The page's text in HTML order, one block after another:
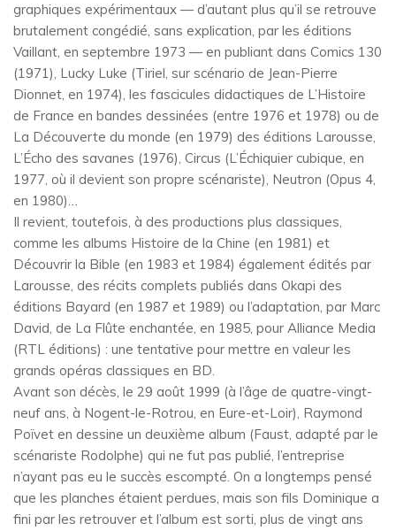
graphiques expérimentaux — d’autant plus qu’il se retrouve
brutalement congédié, sans explication, par les éditions
Vaillant, en septembre 1973 — en publiant dans Comics 130
(1971), Lucky Luke (Tiriel, sur scénario de Jean-Pierre
Dionnet, en 1974), les fascicules didactiques de L’Histoire
de France en bandes dessinées (entre 1976 et 1978) ou de
La Découverte du monde (en 1979) des éditions Larousse,
L’Écho des savanes (1976), Circus (L’Échiquier cubique, en
1977, où il devient son propre scénariste), Neutron (Opus 4,
en 1980)…
Il revient, toutefois, à des productions plus classiques,
comme les albums Histoire de la Chine (en 1981) et
Découvrir la Bible (en 1983 et 1984) également édités par
Larousse, des récits complets publiés dans Okapi des
éditions Bayard (en 1987 et 1989) ou l’adaptation, par Marc
David, de La Flûte enchantée, en 1985, pour Alliance Media
(RTL éditions) : une tentative pour mettre en valeur les
grands opéras classiques en BD.
Avant son décès, le 29 août 1999 (à l’âge de quatre-vingt-
neuf ans, à Nogent-le-Rotrou, en Eure-et-Loir), Raymond
Poïvet en dessine un deuxième album (Faust, adapté par le
scénariste Rodolphe) qui ne fut pas publié, l’entreprise
n’ayant pas eu le succès escompté. On a longtemps pensé
que les planches étaient perdues, mais son fils Dominique a
fini par les retrouver et l’album est sorti, plus de vingt ans